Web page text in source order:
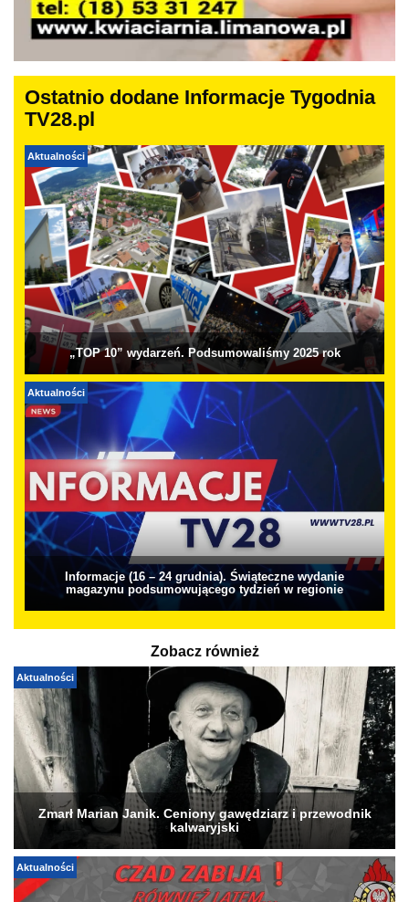
Ostatnio dodane Informacje Tygodnia
TV28.pl
Aktualności
„TOP 10” wydarzeń. Podsumowaliśmy 2025 rok
Aktualności
Informacje (16 – 24 grudnia). Świąteczne wydanie
magazynu podsumowującego tydzień w regionie
Zobacz również
Aktualności
Zmarł Marian Janik. Ceniony gawędziarz i przewodnik
kalwaryjski
Aktualności